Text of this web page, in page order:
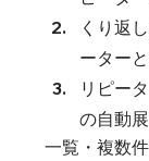
くり返
ーター
リピー
の自動
一覧・複数